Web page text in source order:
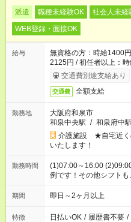
派遣 職種未経験OK 社会人未経
WEB登録・面接OK
給与
無資格の方：時給1400
2125円 / 初任者以上
日収例：1万1200円（時
交通費別途支給あり
交通費 全額支給
勤務地
大阪府和泉市
和泉中央駅 / 和泉府中駅
介護施設 ★自宅近く
いたします！
勤務時間
(1)07:00～16:00 (2)09:00～
例です！その他シフトも
期間 即日～2ヶ月以上
特徴 日払いOK / 履歴書不要 /